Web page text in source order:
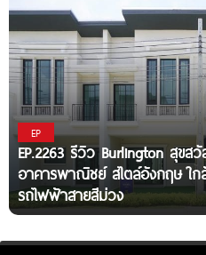
EP
EP.2263 รีวิว Burlington สุข
อาคารพาณิชย์ สไตล์อังกฤษ ใก
รถไฟฟ้าสายสีม่วง